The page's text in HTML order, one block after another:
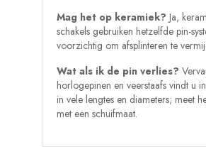
Mag het op keramiek? Ja,
schakels gebruiken hetzelfde pin-
voorzichtig om afsplinteren te
Wat als ik de pin verlies?
horlogepinen en veerstaafs vindt u
in vele lengtes en diameters; meet
met een schuifmaat.